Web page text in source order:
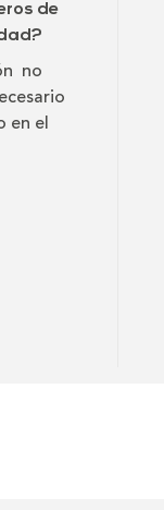
de
no
en el